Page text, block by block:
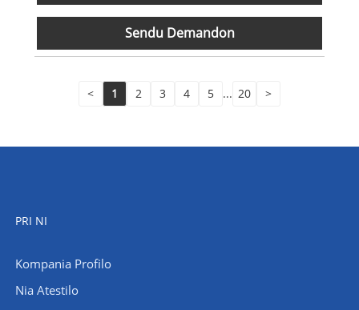
Sendu Demandon
< 1 2 3 4 5 ... 20 >
PRI NI
Kompania Profilo
Nia Atestilo